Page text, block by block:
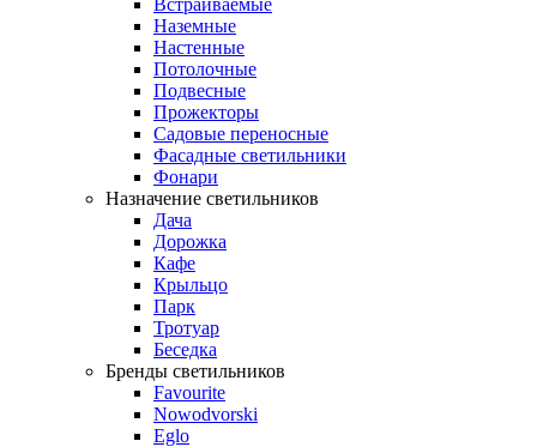
Встраиваемые
Наземные
Настенные
Потолочные
Подвесные
Прожекторы
Садовые переносные
Фасадные светильники
Фонари
Назначение светильников
Дача
Дорожка
Кафе
Крыльцо
Парк
Тротуар
Беседка
Бренды светильников
Favourite
Nowodvorski
Eglo